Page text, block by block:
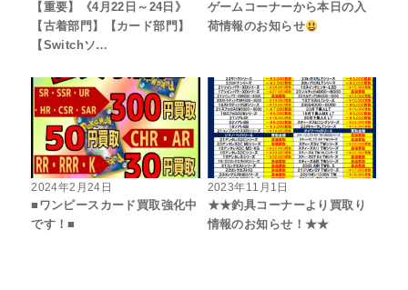
【重要】《4月22日～24日》
【古着部門】【カード部門】
【Switchソ…
ゲームコーナーから本日の入
荷情報のお知らせ
2024年2月24日
■ワンピースカード買取強化中
です！■
2023年11月1日
★★釣具コーナーより買取り
情報のお知らせ！★★